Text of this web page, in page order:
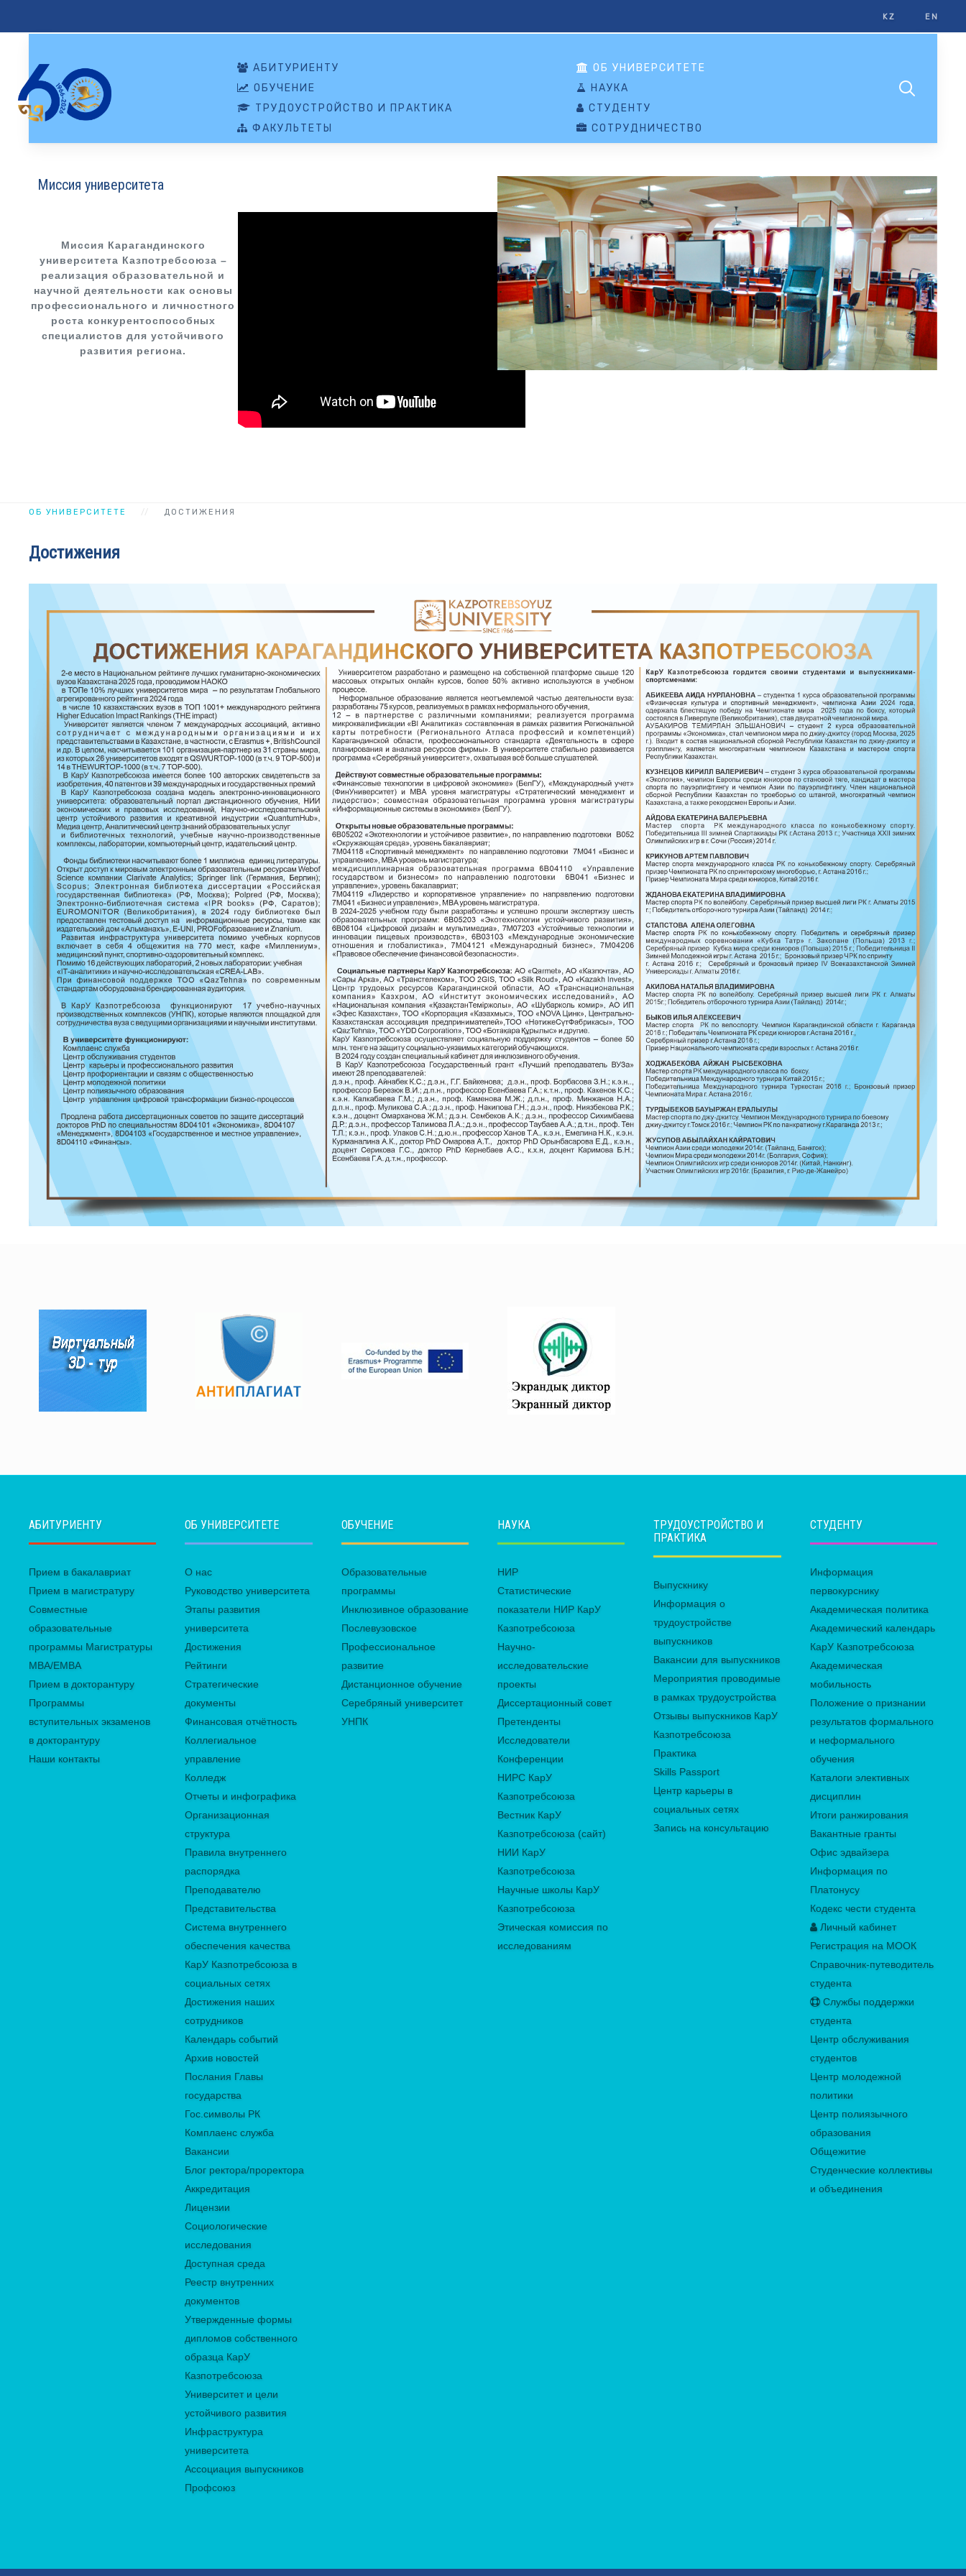
KZ EN
АБИТУРИЕНТУ
ОБ УНИВЕРСИТЕТЕ
ОБУЧЕНИЕ
НАУКА
ТРУДОУСТРОЙСТВО И ПРАКТИКА
СТУДЕНТУ
ФАКУЛЬТЕТЫ
СОТРУДНИЧЕСТВО
Миссия университета
Миссия Карагандинского
университета Казпотребсоюза –
реализация образовательной и
научной деятельности как основы
профессионального и личностного
роста конкурентоспособных
специалистов для устойчивого
развития региона.
ОБ УНИВЕРСИТЕТЕ ДОСТИЖЕНИЯ
Достижения
АБИТУРИЕНТУ
Прием в бакалавриат
Прием в магистратуру
Совместные
образовательные
программы Магистратуры
MBA/EMBA
Прием в докторантуру
Программы
вступительных экзаменов
в докторантуру
Наши контакты
ОБ УНИВЕРСИТЕТЕ
О нас
Руководство университета
Этапы развития
университета
Достижения
Рейтинги
Стратегические
документы
Финансовая отчётность
Коллегиальное
управление
Колледж
Отчеты и инфографика
Организационная
структура
Правила внутреннего
распорядка
Преподавателю
Представительства
Система внутреннего
обеспечения качества
КарУ Казпотребсоюза в
социальных сетях
Достижения наших
сотрудников
Календарь событий
Архив новостей
Послания Главы
государства
Гос.символы РК
Комплаенс служба
Вакансии
Блог ректора/проректора
Аккредитация
Лицензии
Социологические
исследования
Доступная среда
Реестр внутренних
документов
Утвержденные формы
дипломов собственного
образца КарУ
Казпотребсоюза
Университет и цели
устойчивого развития
Инфраструктура
университета
Ассоциация выпускников
Профсоюз
ОБУЧЕНИЕ
Образовательные
программы
Инклюзивное образование
Послевузовское
Профессиональное
развитие
Дистанционное обучение
Серебряный университет
УНПК
НАУКА
НИР
Статистические
показатели НИР КарУ
Казпотребсоюза
Научно-
исследовательские
проекты
Диссертационный совет
Претенденты
Исследователи
Конференции
НИРС КарУ
Казпотребсоюза
Вестник КарУ
Казпотребсоюза (сайт)
НИИ КарУ
Казпотребсоюза
Научные школы КарУ
Казпотребсоюза
Этическая комиссия по
исследованиям
ТРУДОУСТРОЙСТВО И
ПРАКТИКА
Выпускнику
Информация о
трудоустройстве
выпускников
Вакансии для выпускников
Мероприятия проводимые
в рамках трудоустройства
Отзывы выпускников КарУ
Казпотребсоюза
Практика
Skills Passport
Центр карьеры в
социальных сетях
Запись на консультацию
СТУДЕНТУ
Информация
первокурснику
Академическая политика
Академический календарь
КарУ Казпотребсоюза
Академическая
мобильность
Положение о признании
результатов формального
и неформального
обучения
Каталоги элективных
дисциплин
Итоги ранжирования
Вакантные гранты
Офис эдвайзера
Информация по
Платонусу
Кодекс чести студента
Личный кабинет
Регистрация на МООК
Справочник-путеводитель
студента
Службы поддержки
студента
Центр обслуживания
студентов
Центр молодежной
политики
Центр полиязычного
образования
Общежитие
Студенческие коллективы
и объединения